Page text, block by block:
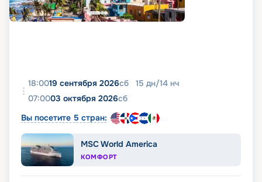
18:0019 сентября 2026сб 15 дн/14 нч
07:0003 октября 2026сб
Вы посетите 5 стран:
MSC World America
КОМФОРТ